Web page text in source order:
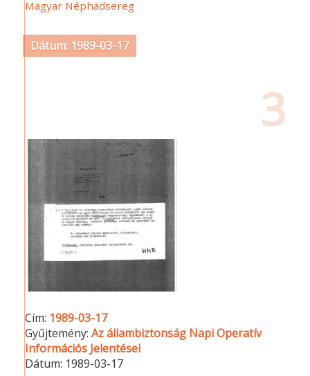
Magyar Néphadsereg
Dátum: 1989-03-17
3
Cím: 1989-03-17
Gyűjtemény:Az állambiztonság Napi Operatív
Információs Jelentései
Dátum: 1989-03-17